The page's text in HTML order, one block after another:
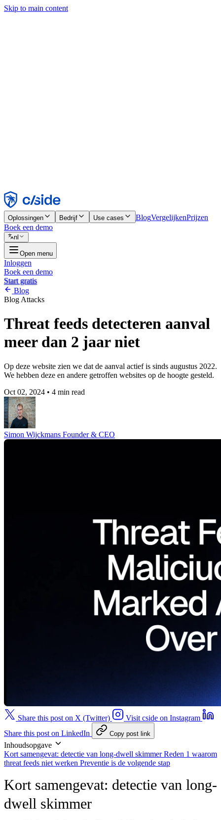
Skip to main content
Weigeren
Oplossingen Bedrijf Use cases BlogVergelijkenPrijzen
Boek een demo
nl
Open menu
Inloggen
Boek een demo
Start gratis
Blog
Blog Attacks
Threat feeds detecteren aanval
meer dan 2 jaar niet
Op deze website zien we dat de aanval actief is sinds augustus 2022.
We hebben deze en andere getroffen websites op de hoogte gesteld.
Oct 02, 2024 • 4 min read
Simon Wijckmans Founder & CEO
Share this post on X (Twitter)
Visit cside on Instagram
Share this post on LinkedIn
Copy post link
Inhoudsopgave
Kort samengevat: detectie van long-dwell skimmerReden 1 waarom
threat feeds niet werken Preventie is de volgende stap
Kort samengevat: detectie van long-
dwell skimmer